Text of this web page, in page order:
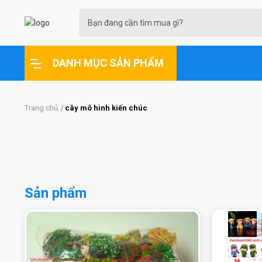
DANH MỤC SẢN PHẨM
Trang chủ cây mô hình kiến chúc
Sản phẩm